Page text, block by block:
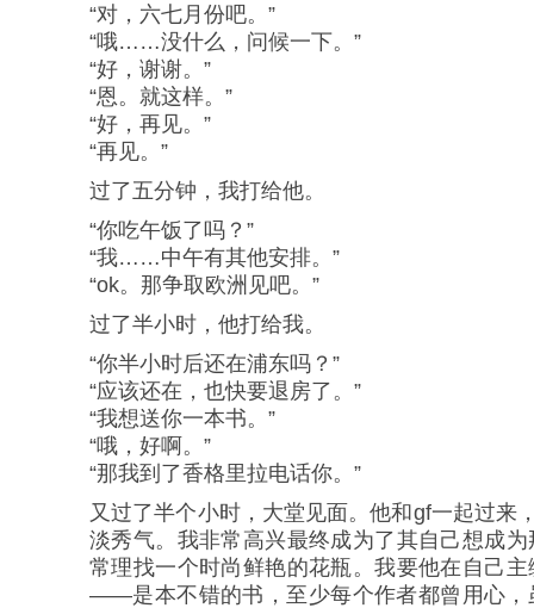
“对，六七月份吧。”
“哦……没什么，问候一下。”
“好，谢谢。”
“恩。就这样。”
“好，再见。”
“再见。”
过了五分钟，我打给他。
“你吃午饭了吗？”
“我……中午有其他安排。”
“ok。那争取欧洲见吧。”
过了半小时，他打给我。
“你半小时后还在浦东吗？”
“应该还在，也快要退房了。”
“我想送你一本书。”
“哦，好啊。”
“那我到了香格里拉电话你。”
又过了半个小时，大堂见面。他和gf一起过来
淡秀气。我非常高兴最终成为了其自己想成
常理找一个时尚鲜艳的花瓶。我要他在自己
——是本不错的书，至少每个作者都曾用心，